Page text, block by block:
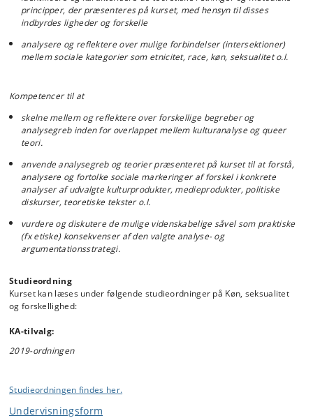
principper, der præsenteres på kurset, med hensyn til disses
indbyrdes ligheder og forskelle
analysere og reflektere over mulige forbindelser (intersektioner)
mellem sociale kategorier som etnicitet, race, køn, seksualitet o.l.
Kompetencer til at
skelne mellem og reflektere over forskellige begreber og
analysegreb inden for overlappet mellem kulturanalyse og queer
teori.
anvende analysegreb og teorier præsenteret på kurset til at forstå,
analysere og fortolke sociale markeringer af forskel i konkrete
analyser af udvalgte kulturprodukter, medieprodukter, politiske
diskurser, teoretiske tekster o.l.
vurdere og diskutere de mulige videnskabelige såvel som praktiske
(fx etiske) konsekvenser af den valgte analyse- og
argumentationsstrategi.
Studieordning
Kurset kan læses under følgende studieordninger på Køn, seksualitet
og forskellighed:
KA-tilvalg:
2019-ordningen
Studieordningen findes her.
Undervisningsform